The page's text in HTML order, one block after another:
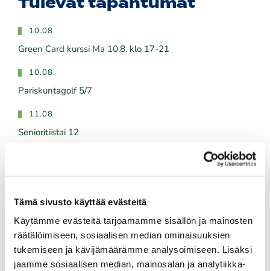
Tämä sivusto käyttää evästeitä
Käytämme evästeitä tarjoamamme sisällön ja mainosten
räätälöimiseen, sosiaalisen median ominaisuuksien
tukemiseen ja kävijämäärämme analysoimiseen. Lisäksi
jaamme sosiaalisen median, mainosalan ja analytiikka-
10.08.
Green Card kurssi Ma 10.8. klo 17-21
10.08.
Pariskuntagolf 5/7
11.08.
Senioritiistai 12
13.08.
Seuraottelu SHG-PGK
Kaikki tapahtumat >>